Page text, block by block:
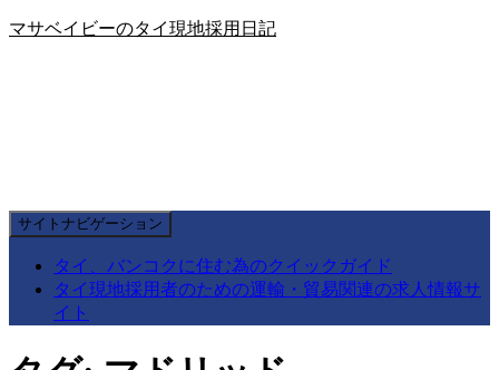
マサベイビーのタイ現地採用日記
サイトナビゲーション
タイ、バンコクに住む為のクイックガイド
タイ現地採用者のための運輸・貿易関連の求人情報サ
イト